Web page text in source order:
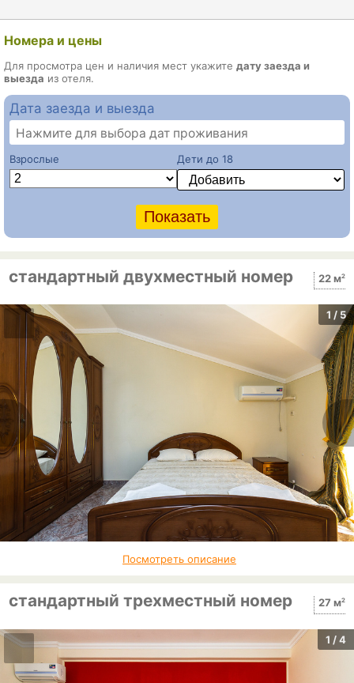
Номера и цены
Для просмотра цен и наличия мест укажите дату заезда и
выезда из отеля.
Дата заезда и выезда
Нажмите для выбора дат проживания
Взрослые Дети до 18
22 м2
стандартный двухместный номер
1 / 5
Посмотреть описание
27 м2
стандартный трехместный номер
1 / 4